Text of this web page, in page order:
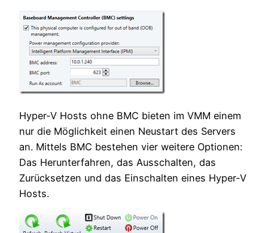
Hyper-V Hosts ohne BMC bieten im VMM einem
nur die Möglichkeit einen Neustart des Servers
an. Mittels BMC bestehen vier weitere Optionen:
Das Herunterfahren, das Ausschalten, das
Zurücksetzen und das Einschalten eines Hyper-V
Hosts.